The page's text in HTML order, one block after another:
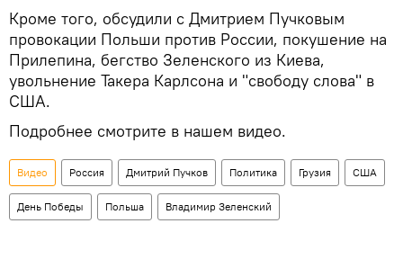
Кроме того, обсудили с Дмитрием Пучковым
провокации Польши против России, покушение на
Прилепина, бегство Зеленского из Киева,
увольнение Такера Карлсона и "свободу слова" в
США.
Подробнее смотрите в нашем видео.
Видео Россия Дмитрий Пучков Политика Грузия США
День Победы Польша Владимир Зеленский